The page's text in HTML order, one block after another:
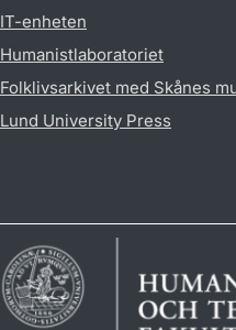
IT-enheten
Humanistlaboratoriet
Folklivsarkivet med Skånes
Lund University Press